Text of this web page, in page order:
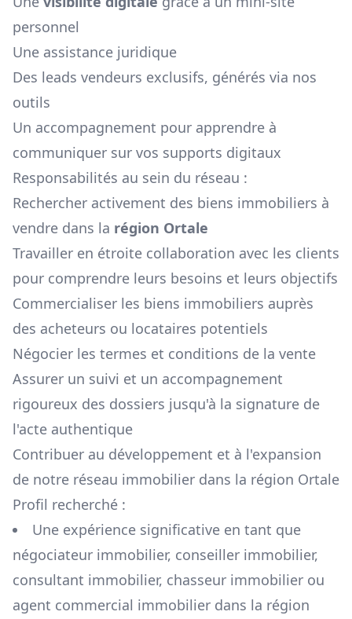
personnel
Une assistance juridique
Des leads vendeurs exclusifs, générés via nos
outils
Un accompagnement pour apprendre à
communiquer sur vos supports digitaux
Responsabilités au sein du réseau :
Rechercher activement des biens immobiliers à
vendre dans la région Ortale
Travailler en étroite collaboration avec les clients
pour comprendre leurs besoins et leurs objectifs
Commercialiser les biens immobiliers auprès
des acheteurs ou locataires potentiels
Négocier les termes et conditions de la vente
Assurer un suivi et un accompagnement
rigoureux des dossiers jusqu'à la signature de
l'acte authentique
Contribuer au développement et à l'expansion
de notre réseau immobilier dans la région Ortale
Profil recherché :
Une expérience significative en tant que
négociateur immobilier, conseiller immobilier,
consultant immobilier, chasseur immobilier ou
agent commercial immobilier dans la région